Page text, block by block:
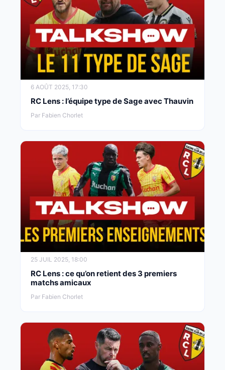
6 AOÛT 2025, 17:30
RC Lens : l’équipe type de Sage avec Thauvin
Par Fabien Chorlet
25 JUIL 2025, 18:00
RC Lens : ce qu’on retient des 3 premiers
matchs amicaux
Par Fabien Chorlet